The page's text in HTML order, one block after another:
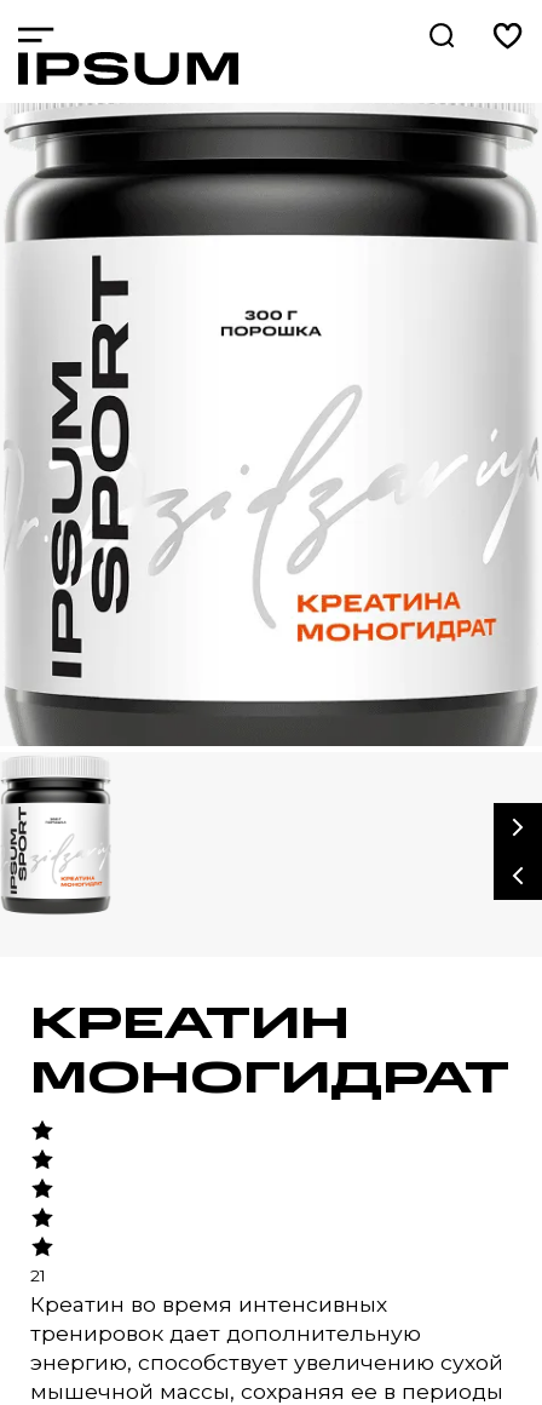
БАД, НЕ ЯВЛЯЕТСЯ ЛЕКАРСТВЕННЫМ СРЕДСТВОМ
КРЕАТИН
МОНОГИДРАТ
21
Креатин во время интенсивных
тренировок дает дополнительную
энергию, способствует увеличению сухой
мышечной массы, сохраняя ее в периоды